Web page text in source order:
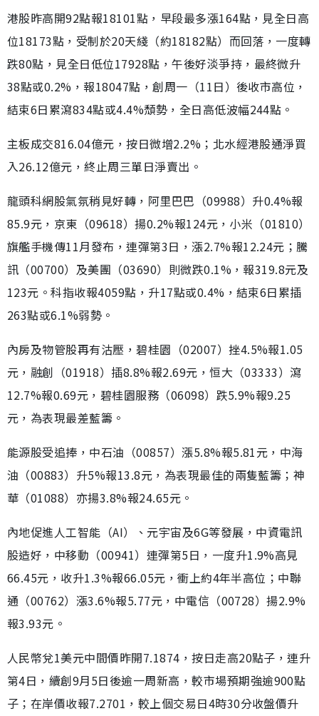
港股昨高開92點報18101點，早段最多漲164點，見全日高
位18173點，受制於20天綫（約18182點）而回落，一度轉
跌80點，見全日低位17928點，午後好淡爭持，最終微升
38點或0.2%，報18047點，創周一（11日）後收市高位，
結束6日累瀉834點或4.4%頹勢，全日高低波幅244點。
主板成交816.04億元，按日微增2.2%；北水經港股通淨買
入26.12億元，終止周三單日淨賣出。
龍頭科網股氣氛稍見好轉，阿里巴巴（09988）升0.4%報
85.9元，京東（09618）揚0.2%報124元，小米（01810）
旗艦手機傳11月發布，連彈第3日，漲2.7%報12.24元；騰
訊（00700）及美團（03690）則微跌0.1%，報319.8元及
123元。科指收報4059點，升17點或0.4%，結束6日累插
263點或6.1%弱勢。
內房及物管股再有沽壓，碧桂園（02007）挫4.5%報1.05
元，融創（01918）插8.8%報2.69元，恒大（03333）瀉
12.7%報0.69元，碧桂園服務（06098）跌5.9%報9.25
元，為表現最差藍籌。
能源股受追捧，中石油（00857）漲5.8%報5.81元，中海
油（00883）升5%報13.8元，為表現最佳的兩隻藍籌；神
華（01088）亦揚3.8%報24.65元。
內地促進人工智能（AI）、元宇宙及6G等發展，中資電訊
股造好，中移動（00941）連彈第5日，一度升1.9%高見
66.45元，收升1.3%報66.05元，衝上約4年半高位；中聯
通（00762）漲3.6%報5.77元，中電信（00728）揚2.9%
報3.93元。
人民幣兌1美元中間價昨開7.1874，按日走高20點子，連升
第4日，續創9月5日後逾一周新高，較市場預期強逾900點
子；在岸價收報7.2701，較上個交易日4時30分收盤價升